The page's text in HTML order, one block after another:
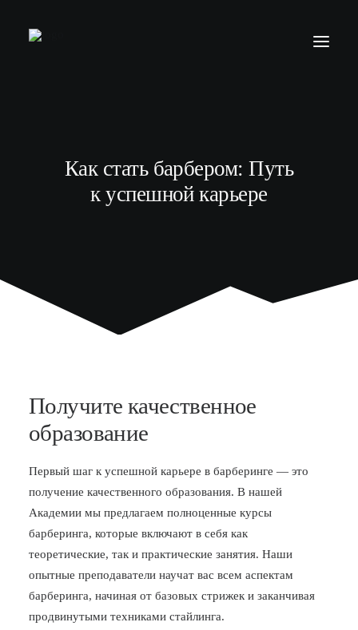
МОДЕЛЯМ
ВЫПУСКНИКИ
Как стать барбером: Путь
к успешной карьере
Получите качественное
образование
Первый шаг к успешной карьере в барберинге — это
получение качественного образования. В нашей
Академии мы предлагаем полноценные курсы
барберинга, которые включают в себя как
теоретические, так и практические занятия. Наши
опытные преподаватели научат вас всем аспектам
барберинга, начиная от базовых стрижек и заканчивая
продвинутыми техниками стайлинга.